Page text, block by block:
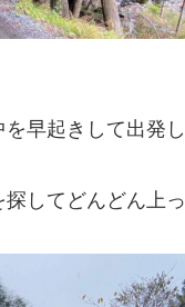
早起きして出発
してどんどん上